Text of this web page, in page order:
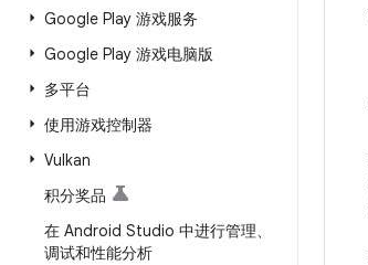
Google Play 游戏服务
Google Play 游戏电脑版
多平台
使用游戏控制器
Vulkan
积分奖品
在 Android Studio 中进行管理、
调试和性能分析